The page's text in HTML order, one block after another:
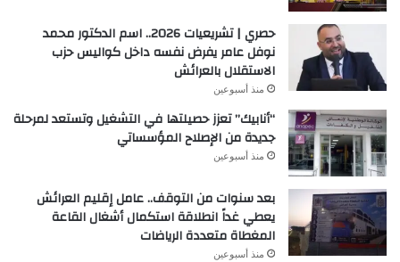
حصري | تشريعيات 2026.. اسم الدكتور محمد
نوفل عامر يفرض نفسه داخل كواليس حزب
الاستقلال بالعرائش
منذ أسبوعين
“أنابيك” تعزز حصيلتها في التشغيل وتستعد لمرحلة
جديدة من الإصلاح المؤسساتي
منذ أسبوعين
بعد سنوات من التوقف.. عامل إقليم العرائش
يعطي غداً انطلاقة استكمال أشغال القاعة
المغطاة متعددة الرياضات
منذ أسبوعين